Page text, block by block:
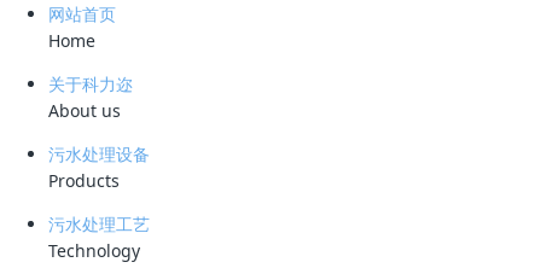
网站首页
Home
关于科力迩
About us
污水处理设备
Products
污水处理工艺
Technology
最近，农行十堰分行在人行十堰市中支的指导下，成功向湖北省郧西县顺
得乐旅游开发有限公司授信1亿元，并投放了首笔8000万元资金；此外，
也为郧西县交通投资有限公司授信了2.3亿元，首笔投放了1.88亿元，用
于对郧西县部分矿山进行生态修复和周边环境综合整治。
郧西县内拥有50余种丰富的矿产资源，包括48种金属矿和非金属矿。过
去的矿山开采导致山体景观受损，废弃土地资源，还带来地质环境、地下
水资源和含水层的污染和破坏等问题。为支持生态环境保护，人行十堰市